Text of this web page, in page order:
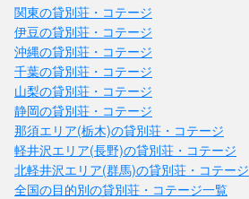
関東の貸別荘・コテージ
伊豆の貸別荘・コテージ
沖縄の貸別荘・コテージ
千葉の貸別荘・コテージ
山梨の貸別荘・コテージ
静岡の貸別荘・コテージ
那須エリア(栃木)の貸別荘・コテージ
軽井沢エリア(長野)の貸別荘・コテージ
北軽井沢エリア(群馬)の貸別荘・コテージ
全国の目的別の貸別荘・コテージ一覧